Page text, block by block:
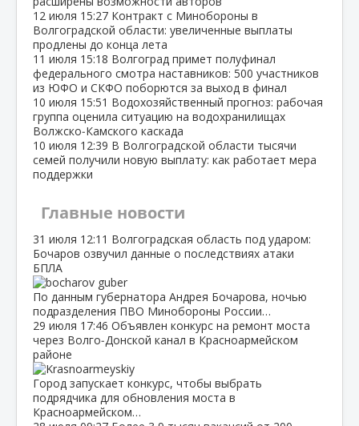
12 июля 15:27 Контракт с Минобороны в
Волгоградской области: увеличенные выплаты
продлены до конца лета
11 июля 15:18 Волгоград примет полуфинал
федерального смотра наставников: 500 участников
из ЮФО и СКФО поборются за выход в финал
10 июля 15:51 Водохозяйственный прогноз: рабочая
группа оценила ситуацию на водохранилищах
Волжско‑Камского каскада
10 июля 12:39 В Волгоградской области тысячи
семей получили новую выплату: как работает мера
поддержки
Главные новости
31 июля 12:11 Волгоградская область под ударом:
Бочаров озвучил данные о последствиях атаки
БПЛА
По данным губернатора Андрея Бочарова, ночью
подразделения ПВО Минобороны России…
29 июля 17:46 Объявлен конкурс на ремонт моста
через Волго‑Донской канал в Красноармейском
районе
Город запускает конкурс, чтобы выбрать
подрядчика для обновления моста в
Красноармейском…